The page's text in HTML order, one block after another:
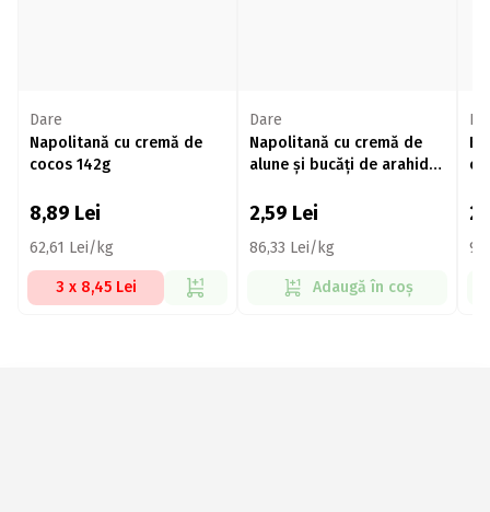
Dare
Napolitană cu cremă de
cocos 142g
8,89 Lei
62,61 Lei/kg
3 x 8,45 Lei
Dare
Napolitană cu cremă de
alune și bucăți de arahide,
2,59 Lei
86,33 Lei/kg
Adaugă în coș